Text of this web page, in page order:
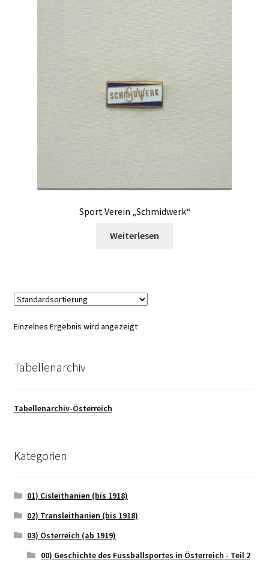
Sport Verein „Schmidwerk“
Weiterlesen
Einzelnes Ergebnis wird angezeigt
Tabellenarchiv
Tabellenarchiv-Österreich
Kategorien
01) Cisleithanien (bis 1918)
02) Transleithanien (bis 1918)
03) Österreich (ab 1919)
00) Geschichte des Fussballsportes in Österreich - Teil 2